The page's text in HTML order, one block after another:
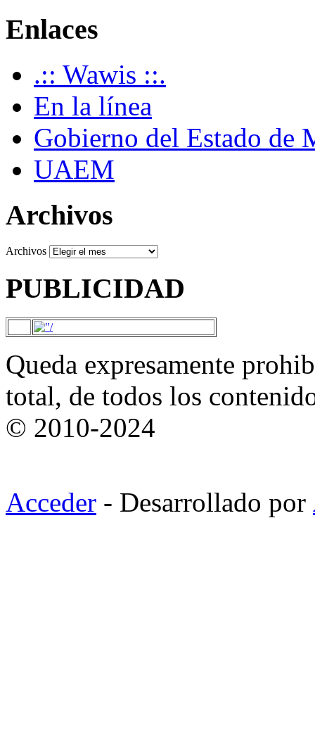
Enlaces
.:: Wawis ::.
En la línea
Gobierno del Estado de
UAEM
Archivos
Archivos
PUBLICIDAD
Queda expresamente
total, de todos los
© 2010-2024
Acceder - Desarrollado por